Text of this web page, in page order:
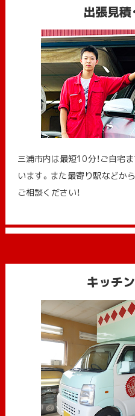
出張見積
三浦市内は最短10分！ご自宅
います。また最寄り駅などか
ご相談ください！
キッチ